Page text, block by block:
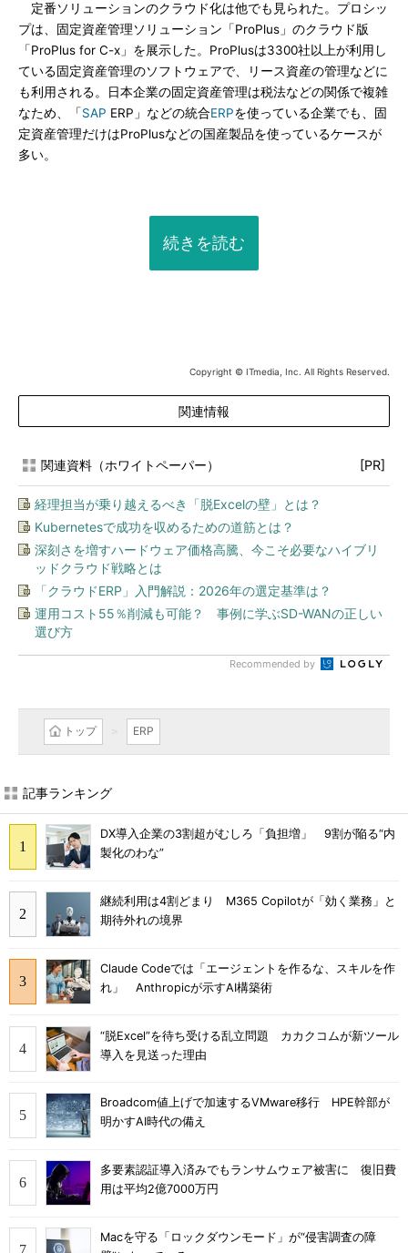
定番ソリューションのクラウド化は他でも見られた。プロシッ
プは、固定資産管理ソリューション「ProPlus」のクラウド版
「ProPlus for C-x」を展示した。ProPlusは3300社以上が利用し
ている固定資産管理のソフトウェアで、リース資産の管理などに
も利用される。日本企業の固定資産管理は税法などの関係で複雑
なため、「SAP ERP」などの統合ERPを使っている企業でも、固
定資産管理だけはProPlusなどの国産製品を使っているケースが
多い。
続きを読む
Copyright © ITmedia, Inc. All Rights Reserved.
関連情報
関連資料（ホワイトペーパー） [PR]
経理担当が乗り越えるべき「脱Excelの壁」とは？
Kubernetesで成功を収めるための道筋とは？
深刻さを増すハードウェア価格高騰、今こそ必要なハイブリ
ッドクラウド戦略とは
「クラウドERP」入門解説：2026年の選定基準は？
運用コスト55％削減も可能？ 事例に学ぶSD-WANの正しい
選び方
Recommended by
トップ ERP
記事ランキング
DX導入企業の3割超がむしろ「負担増」 9割が陥る“内
製化のわな”
継続利用は4割どまり M365 Copilotが「効く業務」と
期待外れの境界
Claude Codeでは「エージェントを作るな、スキルを作
れ」 Anthropicが示すAI構築術
“脱Excel”を待ち受ける乱立問題 カカクコムが新ツール
導入を見送った理由
Broadcom値上げで加速するVMware移行 HPE幹部が
明かすAI時代の備え
多要素認証導入済みでもランサムウェア被害に 復旧費
用は平均2億7000万円
Macを守る「ロックダウンモード」が“侵害調査の障